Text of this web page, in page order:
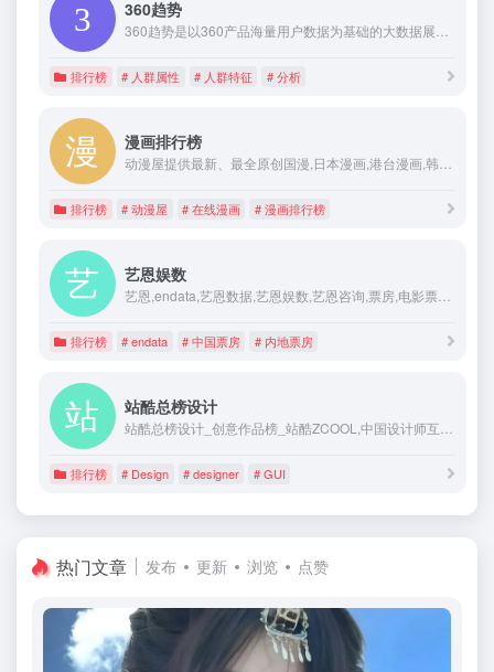
360趋势
排行榜 # 人群属性 # 人群特征 # 分析
漫画排行榜
排行榜 # 动漫屋 # 在线漫画 # 漫画排行榜
艺恩娱数
排行榜 # endata # 中国票房 # 内地票房
站酷总榜设计
排行榜 # Design # designer # GUI
热门文章 发布 更新 浏览 点赞